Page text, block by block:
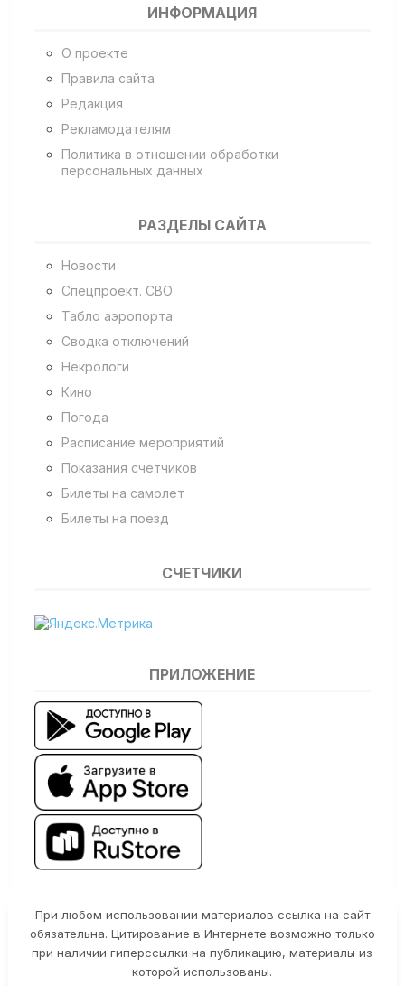
ИНФОРМАЦИЯ
О проекте
Правила сайта
Редакция
Рекламодателям
Политика в отношении обработки
персональных данных
РАЗДЕЛЫ САЙТА
Новости
Спецпроект. СВО
Табло аэропорта
Сводка отключений
Некрологи
Кино
Погода
Расписание мероприятий
Показания счетчиков
Билеты на самолет
Билеты на поезд
СЧЕТЧИКИ
ПРИЛОЖЕНИЕ
При любом использовании материалов ссылка на сайт
обязательна. Цитирование в Интернете возможно только
при наличии гиперссылки на публикацию, материалы из
которой использованы.